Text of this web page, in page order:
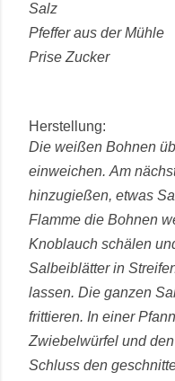
Salz
Pfeffer aus der Mühle
Prise Zucker
Herstellung:
Die weißen Bohnen
einweichen. Am
hinzugießen, etwas
Flamme die Bohnen
Knoblauch schälen
Salbeiblätter in
lassen. Die ganzen
frittieren. In einer
Zwiebelwürfel und
Schluss den